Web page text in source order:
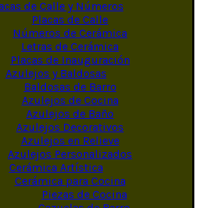
de Calle y Números
Placas de Calle
Números de Cerámica
Letras de Cerámica
Placas de Inauguración
Azulejos y Baldosas
Baldosas de Barro
Azulejos de Cocina
Azulejos de Baño
Azulejos Decorativos
Azulejos en Relieve
Azulejos Personalizados
Cerámica Artística
Cerámica para Cocina
Piezas de Cocina